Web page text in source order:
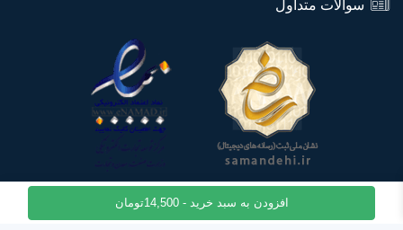
افزودن به سبد خرید -14,500تومان
سوالات متداول
© تمامی حقوق این وبسایت نزد مجموعه افکت 24 محفوظ میباشد.